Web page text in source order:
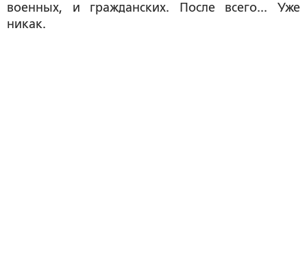
военных, и гражданских. После всего... Уже
никак.